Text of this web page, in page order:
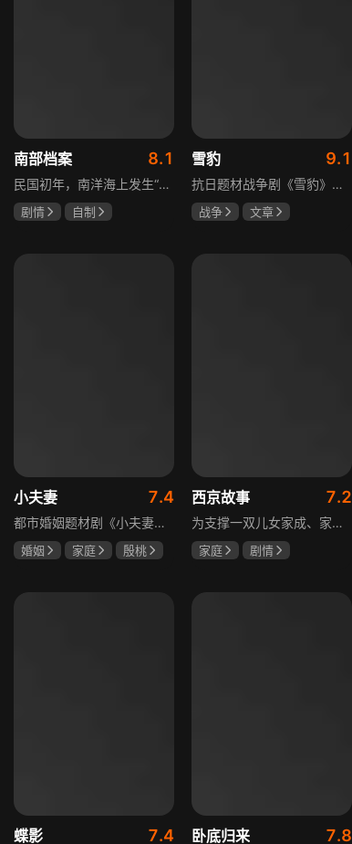
南部档案 8.1
民国初年，南洋海上发生“水鬼望乡”离奇命案，张家外派调查神秘事务的南部档案馆坐办张海盐、张海虾二人搭档亲往调查，却意外卷入了一个用于猎杀海外张家人的绝命死局。张海虾以自己的死谋局求解，送张海盐上了“南安号”巨轮回厦城以图他能够有一线生机，但这趟波澜诡谲的航程似乎才刚刚起航，一手遮天的军阀大佬、单纯执着的少年账房、还有十年未见的至亲故人……张海盐独自面对着接踵而至的意外，而当他踏上厦城的那一刻，真正属于两个少年的命运才初初开始转动。
剧情
自制
雪豹 9.1
抗日题材战争剧《雪豹》讲述抗日女学生陈怡是一个在革命道路上逐渐成长起来的优秀青年。从慷慨激昂的热血学生，到成熟稳重的革命战士，甚至执行任务的时候还要扮演性格大胆奔放的交际花，打入到敌人内部获取情报。在做情报工作时，与搭档张楚扮假夫妻，多次身陷险境命悬一线。周卫国原本是一名玩世不恭的富家子弟，却不乏热血，抗战时为了保护初恋女友，举枪杀了一名日本人，由此改名换姓走上了革命道路，从国民党中央军校到德国军校，再到回国创建中国第一支特战部队，成为了一个真正的传奇英雄。
战争
文章
小夫妻 7.4
都市婚姻题材剧《小夫妻》围绕经营十年婚姻的周全与车莉展开，原本家庭美满的二人突遭变故：周全怀才不遇还意外被裁员，车莉则被迫赶鸭子上架仓促创业，不可预期的生活变动让他们的婚姻陷入僵局。而立之年的两人，在现实压力与情感拉扯中挣扎，面临诸多矛盾与考验，他们能否重新调整生活节奏，修复婚姻关系，回到幸福生活的轨道，是该剧的核心看点。
婚姻 家庭
殷桃
西京故事 7.2
为支撑一双儿女家成、家秀的“求学大业”，一家之主罗天福携妻子慧娟进了西京城。在西京城里，罗天福见证了身边的小人物们在大城市的生存之难，自身也经历了种种艰辛：饼铺生意屡屡受挫，妻子慧娟不满他“固执守旧”的经营方式闹起分居，儿子家成无法适应从乡村到城市的生活状况不断离校出走，重重打击不断袭来，使他头一次对自己坚守多年的人生观和价值观产生怀疑。自己这样做究竟是对是错，城市是不是真的不适合他这种“坚持老一套”的人生存。女儿家秀的支持鼓励使罗天福重拾信心，那些曾经接受罗天福帮助的人也反过来帮助他，纠缠不清的矛盾随之一一化解。罗家人终于在西京这座大城扎下了根，向着美好的未来继续前行。该剧围绕农村家庭在城市的奋斗历程展开，展现了小人物的坚韧与善良，充满了励志色彩与现实关怀。
家庭
剧情
蝶影 7.4 卧底归来 7.8